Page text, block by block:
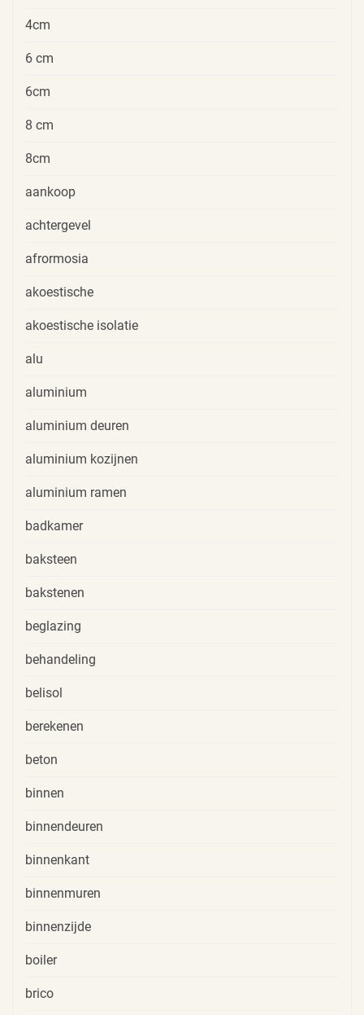
4cm
6 cm
6cm
8 cm
8cm
aankoop
achtergevel
afrormosia
akoestische
akoestische isolatie
alu
aluminium
aluminium deuren
aluminium kozijnen
aluminium ramen
badkamer
baksteen
bakstenen
beglazing
behandeling
belisol
berekenen
beton
binnen
binnendeuren
binnenkant
binnenmuren
binnenzijde
boiler
brico